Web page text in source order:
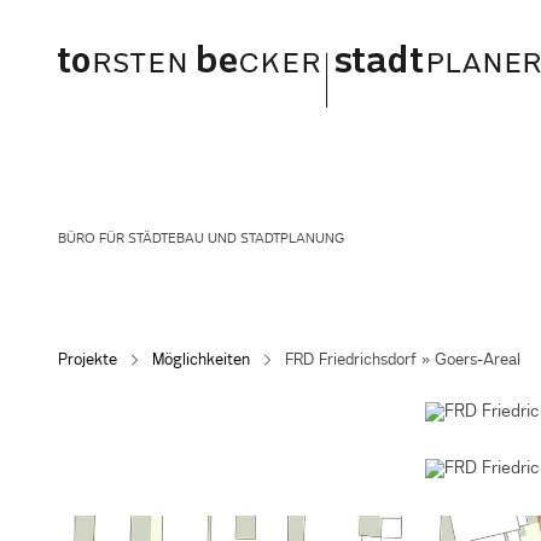
BÜRO FÜR STÄDTEBAU UND STADTPLANUNG
Projekte Möglichkeiten FRD Friedrichsdorf » Goers-Areal